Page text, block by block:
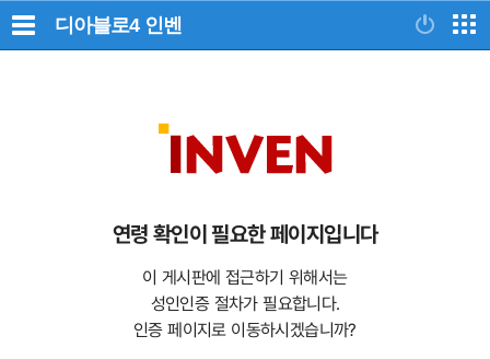
디아블로4 인벤
연령 확인이 필요한 페이지입니다
이 게시판에 접근하기 위해서는
성인인증 절차가 필요합니다.
인증 페이지로 이동하시겠습니까?